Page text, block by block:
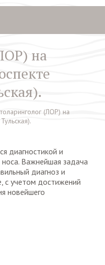
на
(ЛОР) на
диагностикой и
носа. Важнейшая задача
диагноз и
с учетом достижений
новейшего